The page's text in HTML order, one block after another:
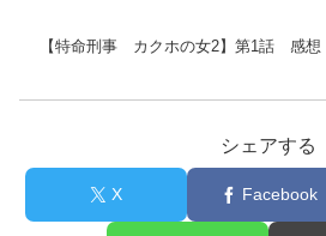
【特命刑事 カクホの女2】第1話 感想
シェアする
X Facebook